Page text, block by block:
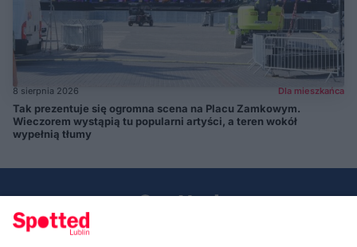
8 sierpnia 2026 Dla mieszkańca
Tak prezentuje się ogromna scena na Placu Zamkowym.
Wieczorem wystąpią tu popularni artyści, a teren wokół
wypełnią tłumy